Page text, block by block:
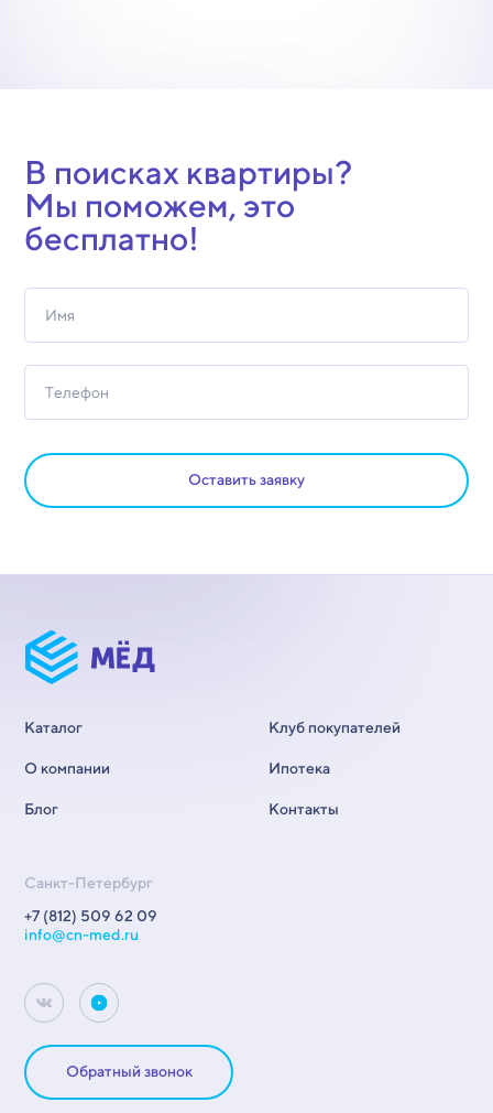
В поисках квартиры?
Мы поможем, это
бесплатно!
Оставить заявку
Каталог
О компании
Блог
Клуб покупателей
Ипотека
Контакты
Санкт-Петербург
+7 (812) 509 62 09
info@cn-med.ru
Обратный звонок